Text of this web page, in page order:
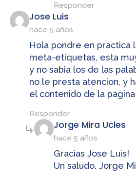
Responder
Jose Luis
hace 5 años
Hola pondre en practica
meta-etiquetas, esta
y no sabia los de las
no le presta atencion, y
el contenido de la
Responder
Jorge Mira Ucles
hace 5 años
Gracias Jose Luis!
Un saludo, Jorge